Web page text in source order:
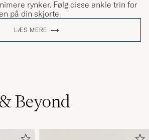
rynker. Følg disse enkle trin for
på din skjorte.
LÆS MERE
Beyond